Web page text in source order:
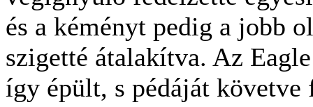
és a kéményt pedig a jobb
szigetté átalakítva. Az
így épült, s pédáját